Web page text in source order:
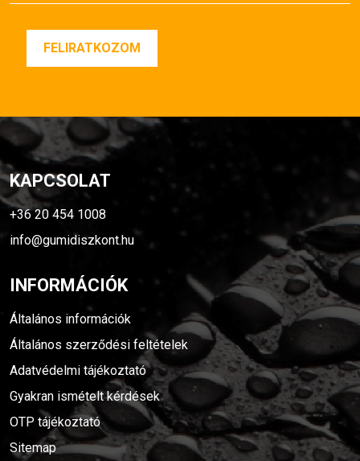
KAPCSOLAT
+36 20 454 1008
info@gumidiszkont.hu
INFORMÁCIÓK
Általános információk
Általános szerződési feltételek
Adatvédelmi tájékoztató
Gyakran ismételt kérdések
OTP tájékoztató
Sitemap